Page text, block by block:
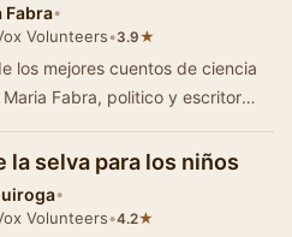
Fabra•
Volunteers•3.9★
los mejores cuentos de ciencia
Fabra, politico y escritor
la selva para los niños
•
Volunteers•4.2★